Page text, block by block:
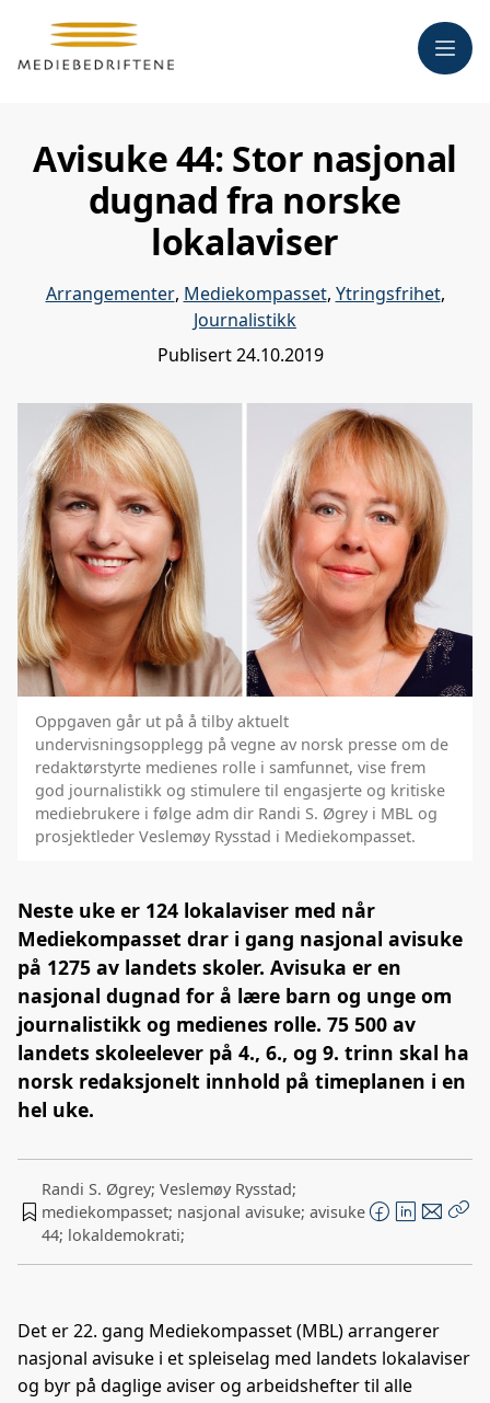
Meny
Avisuke 44: Stor nasjonal
dugnad fra norske
lokalaviser
Arrangementer, Mediekompasset, Ytringsfrihet,
Journalistikk
Publisert24.10.2019
Oppgaven går ut på å tilby aktuelt
undervisningsopplegg på vegne av norsk presse om de
redaktørstyrte medienes rolle i samfunnet, vise frem
god journalistikk og stimulere til engasjerte og kritiske
mediebrukere i følge adm dir Randi S. Øgrey i MBL og
prosjektleder Veslemøy Rysstad i Mediekompasset.
Neste uke er 124 lokalaviser med når
Mediekompasset drar i gang nasjonal avisuke
på 1275 av landets skoler. Avisuka er en
nasjonal dugnad for å lære barn og unge om
journalistikk og medienes rolle. 75 500 av
landets skoleelever på 4., 6., og 9. trinn skal ha
norsk redaksjonelt innhold på timeplanen i en
hel uke.
Randi S. Øgrey; Veslemøy Rysstad;
mediekompasset; nasjonal avisuke; avisuke
44; lokaldemokrati;
F
b
o
o
L
e
d
I
E
s
t
Det er 22. gang Mediekompasset (MBL) arrangerer
nasjonal avisuke i et spleiselag med landets lokalaviser
og byr på daglige aviser og arbeidshefter til alle